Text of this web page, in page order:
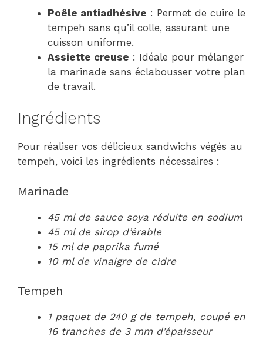
Poêle antiadhésive : Permet de cuire le
tempeh sans qu’il colle, assurant une
cuisson uniforme.
Assiette creuse : Idéale pour mélanger
la marinade sans éclabousser votre plan
de travail.
Ingrédients
Pour réaliser vos délicieux sandwichs végés au
tempeh, voici les ingrédients nécessaires :
Marinade
45 ml de sauce soya réduite en sodium
45 ml de sirop d’érable
15 ml de paprika fumé
10 ml de vinaigre de cidre
Tempeh
1 paquet de 240 g de tempeh, coupé en
16 tranches de 3 mm d’épaisseur